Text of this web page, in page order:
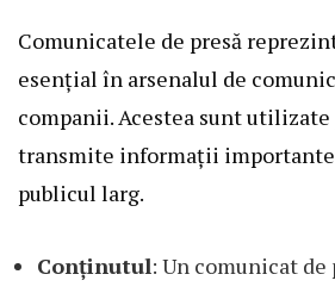
Comunicatele de presă
esențial în arsenalul de
companii. Acestea sunt
transmite informații importante
publicul larg.
Conținutul: Un comunicat de